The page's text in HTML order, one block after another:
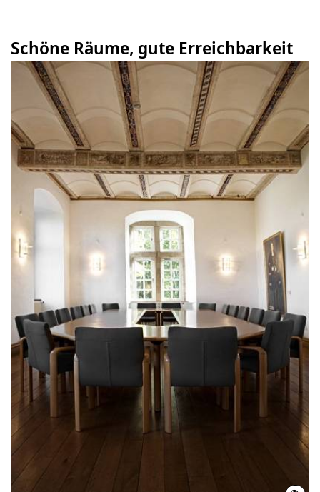
Schöne Räume, gute Erreichbarkeit